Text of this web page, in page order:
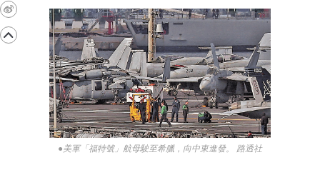
●美軍「福特號」航母駛至希臘，向中東進發。 路透社